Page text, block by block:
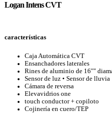
Logan Intens CVT
características
Caja Automática CVT
Ensanchadores laterales
Rines de aluminio de 16""
Sensor de luz • Sensor de lluvia
Cámara de reversa
Elevavidrios one
touch conductor + copiloto
Cojinería en cuero/TEP